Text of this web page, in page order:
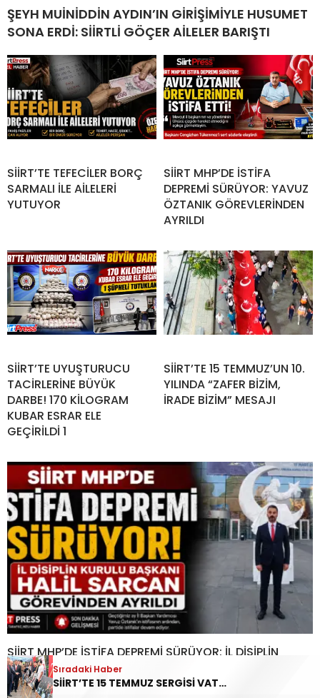
Sıradaki Haber
SİİRT’TE 15 TEMMUZ SERGİSİ VATANDAŞLARIN ZİYARETİNE AÇILDI
ŞEYH MUİNİDDİN AYDIN’IN GİRİŞİMİYLE HUSUMET
SONA ERDİ: SİİRTLİ GÖÇER AİLELER BARIŞTI
SİİRT’TE TEFECİLER BORÇ
SARMALI İLE AİLELERİ
YUTUYOR
SİİRT MHP’DE İSTİFA
DEPREMİ SÜRÜYOR: YAVUZ
ÖZTANIK GÖREVLERİNDEN
AYRILDI
SİİRT’TE UYUŞTURUCU
TACİRLERİNE BÜYÜK
DARBE! 170 KİLOGRAM
KUBAR ESRAR ELE
GEÇİRİLDİ 1
SİİRT’TE 15 TEMMUZ’UN 10.
YILINDA “ZAFER BİZİM,
İRADE BİZİM” MESAJI
SİİRT MHP’DE İSTİFA DEPREMİ SÜRÜYOR: İL DİSİPLİN
KURULU BAŞKANI HALİL SARCAN GÖREVİNDEN